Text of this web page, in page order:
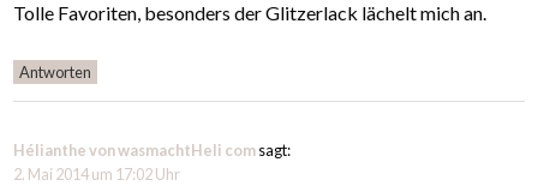
Tolle Favoriten, besonders der Glitzerlack lächelt mich an.
Antworten
Hélianthe von wasmachtHeli comsagt:
2. Mai 2014 um 17:02 Uhr